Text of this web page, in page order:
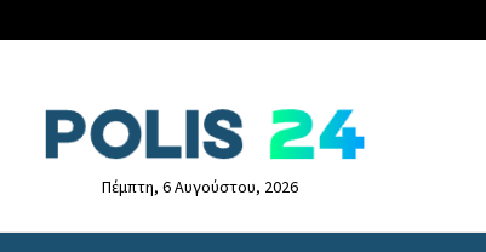
Πέμπτη, 6 Αυγούστου, 2026